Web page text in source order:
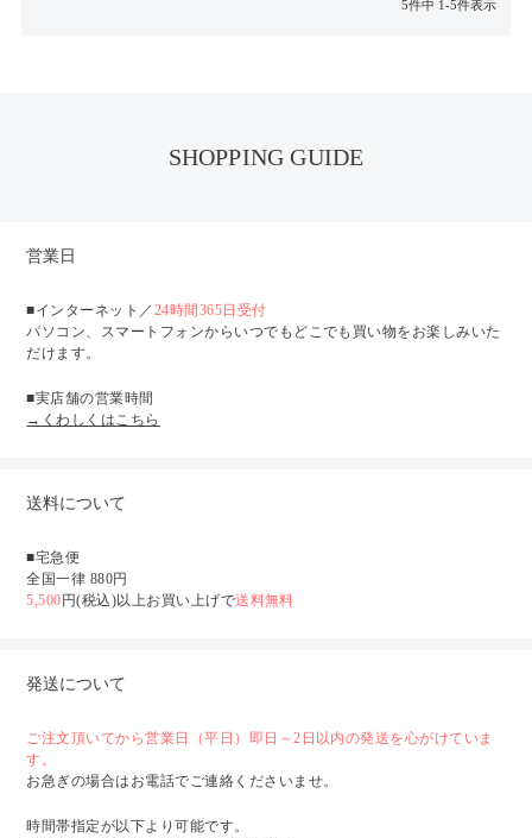
5件中 1-5件表示
SHOPPING GUIDE
営業日
■インターネット／ 24時間365日受付
パソコン、スマートフォンからいつでもどこでも買い物をお楽しみいた
だけます。
■実店舗の営業時間
→くわしくはこちら
送料について
■宅急便
全国一律 880円
5,500 円(税込)以上お買い上げで送料無料
発送について
ご注文頂いてから営業日（平日）即日～2日以内の発送を心がけていま
す。
お急ぎの場合はお電話でご連絡くださいませ。
時間帯指定が以下より可能です。